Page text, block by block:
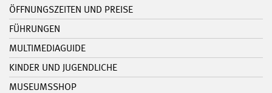
ÖFFNUNGSZEITEN UND PREISE
FÜHRUNGEN
MULTIMEDIAGUIDE
KINDER UND JUGENDLICHE
MUSEUMSSHOP